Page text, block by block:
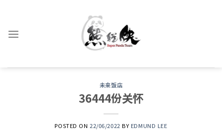
content
未来饭店
36444份关怀
POSTED ON22/06/2022 BY EDMUND LEE